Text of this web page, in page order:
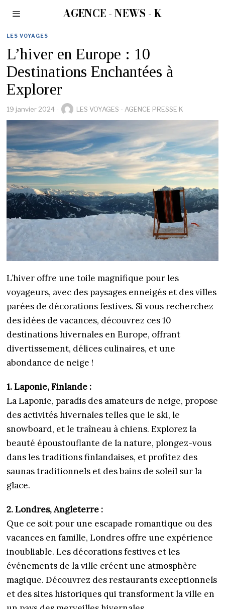
AGENCE - NEWS - K
LES VOYAGES
L’hiver en Europe : 10
Destinations Enchantées à
Explorer
19 janvier 2024 LES VOYAGES - AGENCE PRESSE K
L’hiver offre une toile magnifique pour les
voyageurs, avec des paysages enneigés et des villes
parées de décorations festives. Si vous recherchez
des idées de vacances, découvrez ces 10
destinations hivernales en Europe, offrant
divertissement, délices culinaires, et une
abondance de neige !
1. Laponie, Finlande :
La Laponie, paradis des amateurs de neige, propose
des activités hivernales telles que le ski, le
snowboard, et le traîneau à chiens. Explorez la
beauté époustouflante de la nature, plongez-vous
dans les traditions finlandaises, et profitez des
saunas traditionnels et des bains de soleil sur la
glace.
2. Londres, Angleterre :
Que ce soit pour une escapade romantique ou des
vacances en famille, Londres offre une expérience
inoubliable. Les décorations festives et les
événements de la ville créent une atmosphère
magique. Découvrez des restaurants exceptionnels
et des sites historiques qui transforment la ville en